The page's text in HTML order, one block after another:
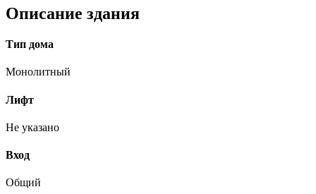
Описание здания
Тип дома
Монолитный
Лифт
Не указано
Вход
Общий